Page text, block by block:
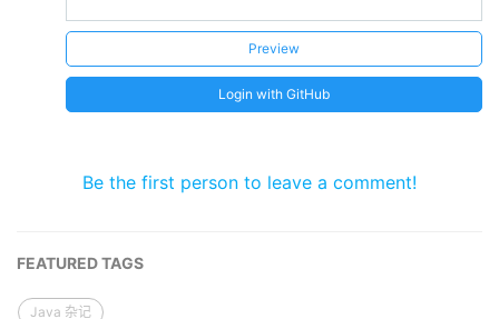
Preview
Login with GitHub
Be the first person to leave a comment!
FEATURED TAGS
Java 杂记